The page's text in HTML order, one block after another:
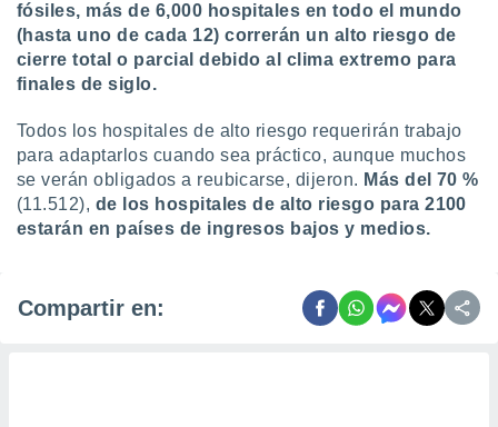
fósiles, más de 6,000 hospitales en todo el mundo
(hasta uno de cada 12) correrán un alto riesgo de
cierre total o parcial debido al clima extremo para
finales de siglo.
Todos los hospitales de alto riesgo requerirán trabajo
para adaptarlos cuando sea práctico, aunque muchos
se verán obligados a reubicarse, dijeron. Más del 70 %
(11.512), de los hospitales de alto riesgo para 2100
estarán en países de ingresos bajos y medios.
Compartir en: